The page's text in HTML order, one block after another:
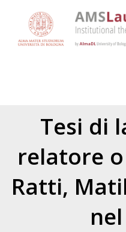
Tesi di
relatore
Ratti,